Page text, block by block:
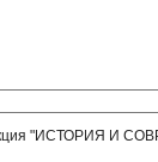
"ИСТОРИЯ